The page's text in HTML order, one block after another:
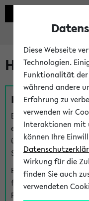
Hilfe &
Fragen zu
Bei inhaltlichen und
einzelnen
über denFragen-Link
Support kann hier
Bei Veranstaltungen
finden Sie eine
Platzzuteilung im
Diese Webseite
Technologien.
Funktionalität der
während andere
Erfahrung zu
verwenden wir
Interaktionen mit
können Ihre
Wirkung für die
finden Sie auch
verwendeten